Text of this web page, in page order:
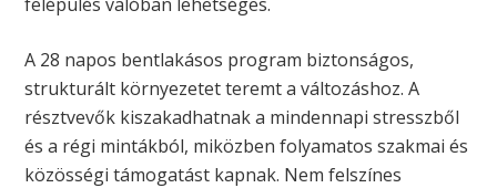
A 28 napos bentlakásos program biztonságos,
strukturált környezetet teremt a változáshoz. A
résztvevők kiszakadhatnak a mindennapi stresszből
és a régi mintákból, miközben folyamatos szakmai és
közösségi támogatást kapnak. Nem felszínes